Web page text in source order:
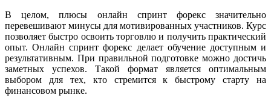
В целом, плюсы онлайн спринт форекс значительно
перевешивают минусы для мотивированных участников. Курс
позволяет быстро освоить торговлю и получить практический
опыт. Онлайн спринт форекс делает обучение доступным и
результативным. При правильной подготовке можно достичь
заметных успехов. Такой формат является оптимальным
выбором для тех, кто стремится к быстрому старту на
финансовом рынке.